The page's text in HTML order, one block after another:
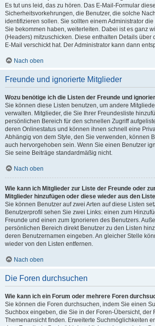
Es tut uns leid, das zu hören. Das E-Mail-Formular
Sicherheitsvorkehrungen, die Benutzer, die solche
identifizieren sollen. Sie sollten einem Administrator
Sie bekommen haben, weiterleiten. Dabei ist es ganz
(Headers) mitzuschicken. Diese enthalten Details über
E-Mail verschickt hat. Der Administrator kann dann
Nach oben
Freunde und ignorierte Mitglieder
Wozu benötige ich die Listen der Freunde und
Sie können diese Listen benutzen, um andere
verwalten. Mitglieder, die Sie Ihrer Freundesliste
persönlichen Bereich für den schnellen Zugriff
deren Onlinestatus und können ihnen schnell eine
Abhängig von dem Style, den Sie verwenden, können
auch hervorgehoben sein. Wenn Sie einen Benutzer
Sie seine Beiträge standardmäßig nicht.
Nach oben
Wie kann ich Mitglieder zur Liste der Freunde oder
Mitglieder hinzufügen oder diese wieder aus den
Sie können Benutzer auf zwei Arten auf diese Listen
Benutzerprofil sehen Sie zwei Links: einen zum
Freunde und einen zum Ignorieren des Benutzers.
persönlichen Bereich direkt Benutzer zu den Listen
deren Benutzernamen eingeben. An gleicher Stelle
wieder von den Listen entfernen.
Nach oben
Die Foren durchsuchen
Wie kann ich ein Forum oder mehrere Foren
Sie können die Foren durchsuchen, indem Sie einen
Suchbox eingeben, die Sie in der Foren-Übersicht, der
Themenansicht finden. Erweiterte Suchmöglichkeiten